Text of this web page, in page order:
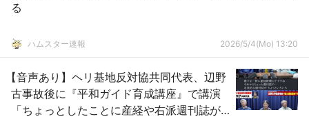
る
ハムスター速報 2026/5/4(Mo) 13:20
【音声あり】ヘリ基地反対協共同代表、辺野
古事故後に『平和ガイド育成講座』で講演
「ちょっとしたことに産経や右派週刊誌が